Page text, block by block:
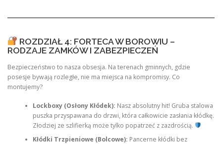
ROZDZIAŁ 4: FORTECA W BOROWIU –
RODZAJE ZAMKÓW I ZABEZPIECZEŃ
Bezpieczeństwo to nasza obsesja. Na terenach gminnych, gdzie
posesje bywają rozległe, nie ma miejsca na kompromisy. Co
montujemy?
Lockboxy (Osłony Kłódek): Nasz absolutny hit! Gruba stalowa
puszka przyspawana do drzwi, która całkowicie zasłania kłódkę.
Złodziej ze szlifierką może tylko popatrzeć z zazdrością.
Kłódki Trzpieniowe (Bolcowe): Pancerne kłódki bez